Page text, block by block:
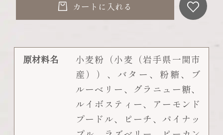
カートに入れる
原材料名
小麦粉（小麦（岩手県一関市
産））、バター、粉糖、ブ
ルーベリー、グラニュー糖、
ルイボスティー、アーモンド
プードル、ピーチ、パイナッ